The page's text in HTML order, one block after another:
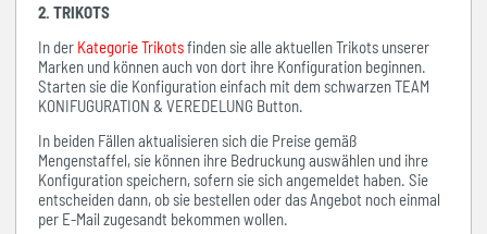
2. TRIKOTS
In der Kategorie Trikotsfinden sie alle aktuellen Trikots unserer
Marken und können auch von dort ihre Konfiguration beginnen.
Starten sie die Konfiguration einfach mit dem schwarzen TEAM
KONIFUGURATION & VEREDELUNG Button.
In beiden Fällen aktualisieren sich die Preise gemäß
Mengenstaffel, sie können ihre Bedruckung auswählen und ihre
Konfiguration speichern, sofern sie sich angemeldet haben. Sie
entscheiden dann, ob sie bestellen oder das Angebot noch einmal
per E-Mail zugesandt bekommen wollen.